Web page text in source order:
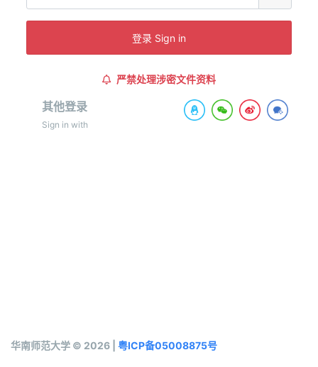
登录 Sign in
严禁处理涉密文件资料
其他登录
Sign in with
华南师范大学 © 2026 | 粤ICP备05008875号